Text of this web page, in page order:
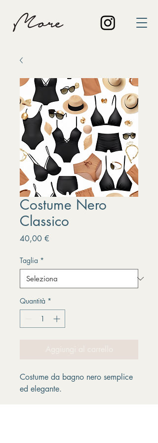
Costume Nero
Classico
40,00 €
Taglia *
Quantità *
Costume da bagno nero semplice
ed elegante.